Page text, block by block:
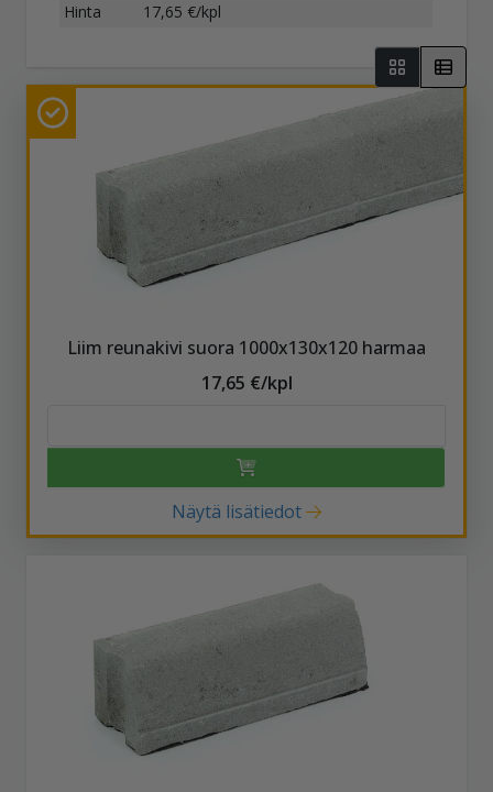
Hinta
17,65 €/kpl
Liim reunakivi suora 1000x130x120 harmaa
17,65 €/kpl
Näytä lisätiedot